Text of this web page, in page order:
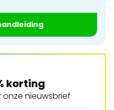
korting
onze nieuwsbrief